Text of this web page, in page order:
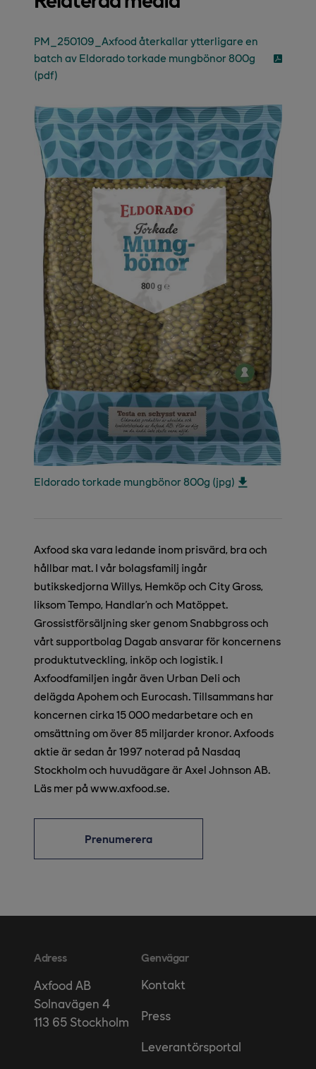
PM_250109_Axfood återkallar ytterligare en
batch av Eldorado torkade mungbönor 800g
(pdf)
Eldorado torkade mungbönor 800g (jpg)
Axfood ska vara ledande inom prisvärd, bra och
hållbar mat. I vår bolagsfamilj ingår
butikskedjorna Willys, Hemköp och City Gross,
liksom Tempo, Handlar’n och Matöppet.
Grossistförsäljning sker genom Snabbgross och
vårt supportbolag Dagab ansvarar för koncernens
produktutveckling, inköp och logistik. I
Axfoodfamiljen ingår även Urban Deli och
delägda Apohem och Eurocash. Tillsammans har
koncernen cirka 15 000 medarbetare och en
omsättning om över 85 miljarder kronor. Axfoods
aktie är sedan år 1997 noterad på Nasdaq
Stockholm och huvudägare är Axel Johnson AB.
Läs mer på www.axfood.se.
Prenumerera
Adress
Axfood AB
Solnavägen 4
113 65 Stockholm
Genvägar
Kontakt
Press
Leverantörsportal